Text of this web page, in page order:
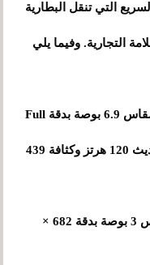
السريع التي تنقل البطارية
وفقا للعلامة التجارية. وفيما يلي
- الشاشة الداخلية: شاشة AMOLED مقاس 6.9 بوصة بدقة Full
HD+ (2790 × 1188 بكسل)، ومعدل تحديث 120 هرتز وكثافة 439
الشاشة الخارجية : شاشة OLED مقاس 3 بوصة بدقة 682 ×